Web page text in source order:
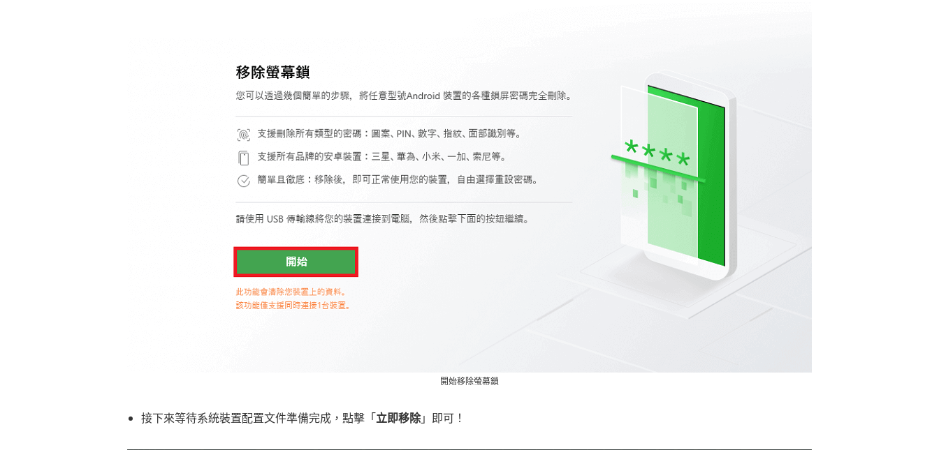
開始移除螢幕鎖
接下來等待系統裝置配置文件準備完成，點擊「立即移除」即可！